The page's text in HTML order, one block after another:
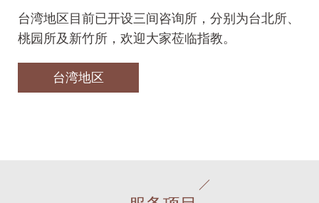
台湾地区目前已开设三间咨询所，分别为台北所、
桃园所及新竹所，欢迎大家莅临指教。
台湾地区